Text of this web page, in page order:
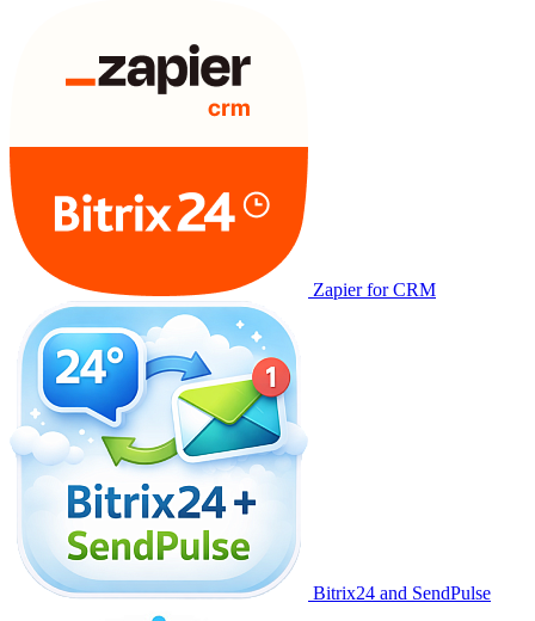
Zapier for CRM
Bitrix24 and SendPulse